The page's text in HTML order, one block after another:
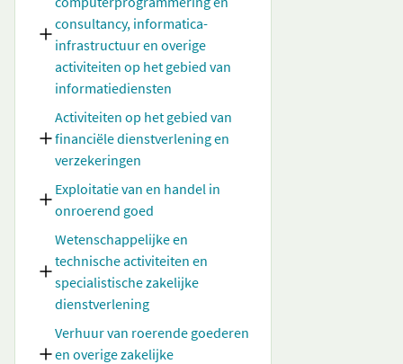
consultancy, informatica-
infrastructuur en overige
activiteiten op het gebied van
informatiediensten
Activiteiten op het gebied van
financiële dienstverlening en
verzekeringen
Exploitatie van en handel in
onroerend goed
Wetenschappelijke en
technische activiteiten en
specialistische zakelijke
dienstverlening
Verhuur van roerende goederen
en overige zakelijke